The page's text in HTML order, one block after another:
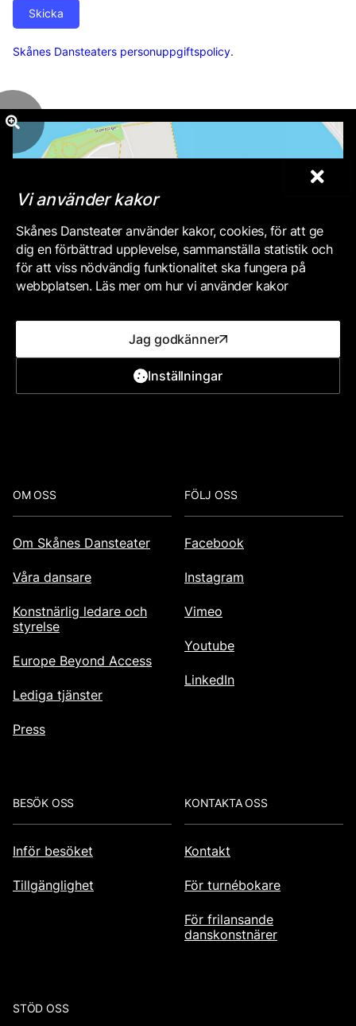
Skicka
Skånes Dansteaters personuppgiftspolicy.
Footer
OM OSS
Om Skånes Dansteater
Våra dansare
Konstnärlig ledare och
styrelse
Europe Beyond Access
Lediga tjänster
Press
FÖLJ OSS
Facebook
Instagram
Vimeo
Youtube
LinkedIn
BESÖK OSS
Inför besöket
Tillgänglighet
KONTAKTA OSS
Kontakt
För turnébokare
För frilansande
danskonstnärer
STÖD OSS
Vi använder kakor
Skånes Dansteater använder kakor, cookies, för att ge
dig en förbättrad upplevelse, sammanställa statistik och
för att viss nödvändig funktionalitet ska fungera på
webbplatsen. Läs mer om hur vi använder kakor
Jag godkänner
Inställningar